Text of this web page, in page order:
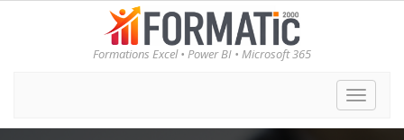
Formations Excel • Power BI • Microsoft 365
Toggle